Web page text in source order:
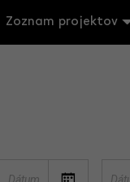
Zoznam projektov